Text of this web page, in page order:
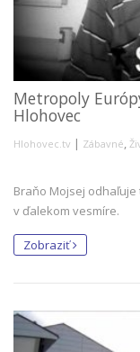
Metropoly
Hlohovec
Hlohovec.tv | Zábavné,
Braňo Mojsej
v ďalekom vesmíre.
Zobraziť